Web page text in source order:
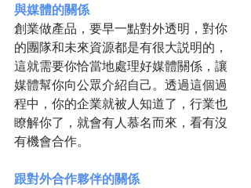
與媒體的關係
創業做產品，要早一點對外透明，對你
的團隊和未來資源都是有很大説明的，
這就需要你恰當地處理好媒體關係，讓
媒體幫你向公眾介紹自己。透過這個過
程中，你的企業就被人知道了，行業也
瞭解你了，就會有人慕名而來，看有沒
有機會合作。
跟對外合作夥伴的關係